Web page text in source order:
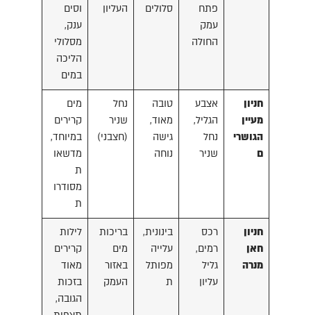
פתח
עמק
החולה
סלולים
העליון
וסים
ענק,
מסלולי
הליכה
במים
חניון
מעיין
הגושרי
ם
אצבע
הגליל,
נחל
שניר
טובה
מאוד,
גישה
נוחה
נחל
שניר
(חצבני)
מים
קרירים
במיוחד,
מדשאו
ת
מסודרו
ת
חניון
חאן
מנרה
רכס
רמים,
גליל
עליון
בינונית,
עלייה
מפותל
ת
בריכות
מים
באזור
העמק
לילות
קרירים
מאוד
בזכות
הגובה,